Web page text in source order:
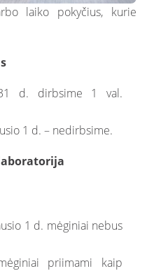
laiko pokyčius, kurie
d. dirbsime 1 val.
1 d. – nedirbsime.
1 d. mėginiai nebus
priimami kaip